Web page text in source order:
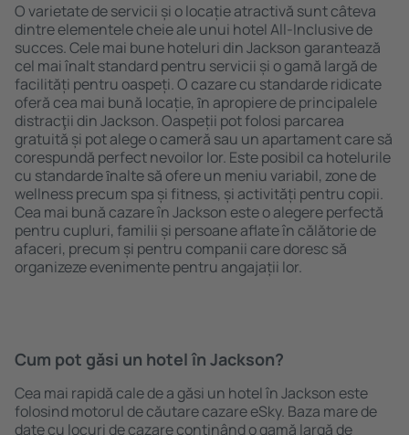
O varietate de servicii și o locație atractivă sunt câteva
dintre elementele cheie ale unui hotel All-Inclusive de
succes. Cele mai bune hoteluri din Jackson garantează
cel mai înalt standard pentru servicii și o gamă largă de
facilități pentru oaspeți. O cazare cu standarde ridicate
oferă cea mai bună locație, ȋn apropiere de principalele
distracţii din Jackson. Oaspeții pot folosi parcarea
gratuită și pot alege o cameră sau un apartament care să
corespundă perfect nevoilor lor. Este posibil ca hotelurile
cu standarde ȋnalte să ofere un meniu variabil, zone de
wellness precum spa și fitness, și activități pentru copii.
Cea mai bună cazare în Jackson este o alegere perfectă
pentru cupluri, familii și persoane aflate în călătorie de
afaceri, precum și pentru companii care doresc să
organizeze evenimente pentru angajații lor.
Cum pot găsi un hotel în Jackson?
Cea mai rapidă cale de a găsi un hotel în Jackson este
folosind motorul de căutare cazare eSky. Baza mare de
date cu locuri de cazare conţinând o gamă largă de